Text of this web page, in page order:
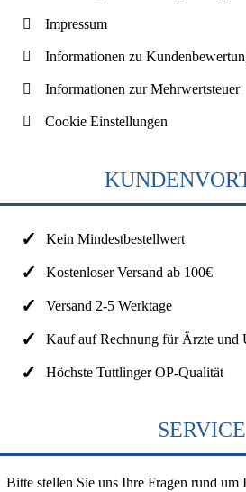
Impressum
Informationen zu
Informationen zur Mehrwertsteuer
Cookie Einstellungen
Kein Mindestbestellwert
Kostenloser Versand ab 100€
Versand 2-5 Werktage
Kauf auf Rechnung für Ärzte und
Höchste Tuttlinger OP-Qualität
SERVICE
Bitte stellen Sie uns Ihre Fragen rund